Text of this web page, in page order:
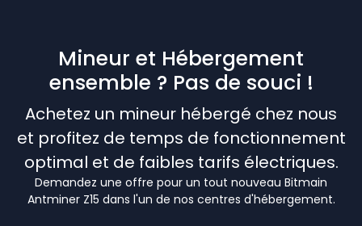
Mineur et Hébergement
ensemble ? Pas de souci !
Achetez un mineur hébergé chez nous
et profitez de temps de fonctionnement
optimal et de faibles tarifs électriques.
Demandez une offre pour un tout nouveau Bitmain
Antminer Z15 dans l'un de nos centres d'hébergement.